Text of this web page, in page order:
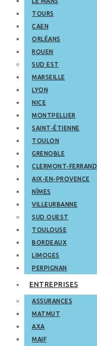
TOURS
CAEN
ORLÉANS
ROUEN
SUD EST
MARSEILLE
LYON
NICE
MONTPELLIER
SAINT-ÉTIENNE
TOULON
GRENOBLE
CLERMONT-FERRAND
AIX-EN-PROVENCE
NÎMES
VILLEURBANNE
SUD OUEST
TOULOUSE
BORDEAUX
LIMOGES
PERPIGNAN
ENTREPRISES
ASSURANCES
MATMUT
AXA
MAIF